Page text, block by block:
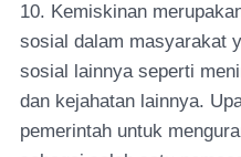
10. Kemiskinan
sosial dalam masyarakat
sosial lainnya seperti
dan kejahatan lainnya.
pemerintah untuk